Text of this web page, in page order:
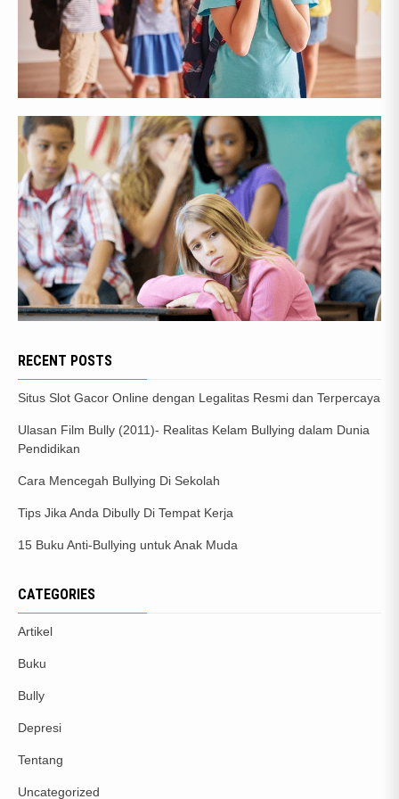
RECENT POSTS
Situs Slot Gacor Online dengan Legalitas Resmi dan Terpercaya
Ulasan Film Bully (2011)- Realitas Kelam Bullying dalam Dunia
Pendidikan
Cara Mencegah Bullying Di Sekolah
Tips Jika Anda Dibully Di Tempat Kerja
15 Buku Anti-Bullying untuk Anak Muda
CATEGORIES
Artikel
Buku
Bully
Depresi
Tentang
Uncategorized